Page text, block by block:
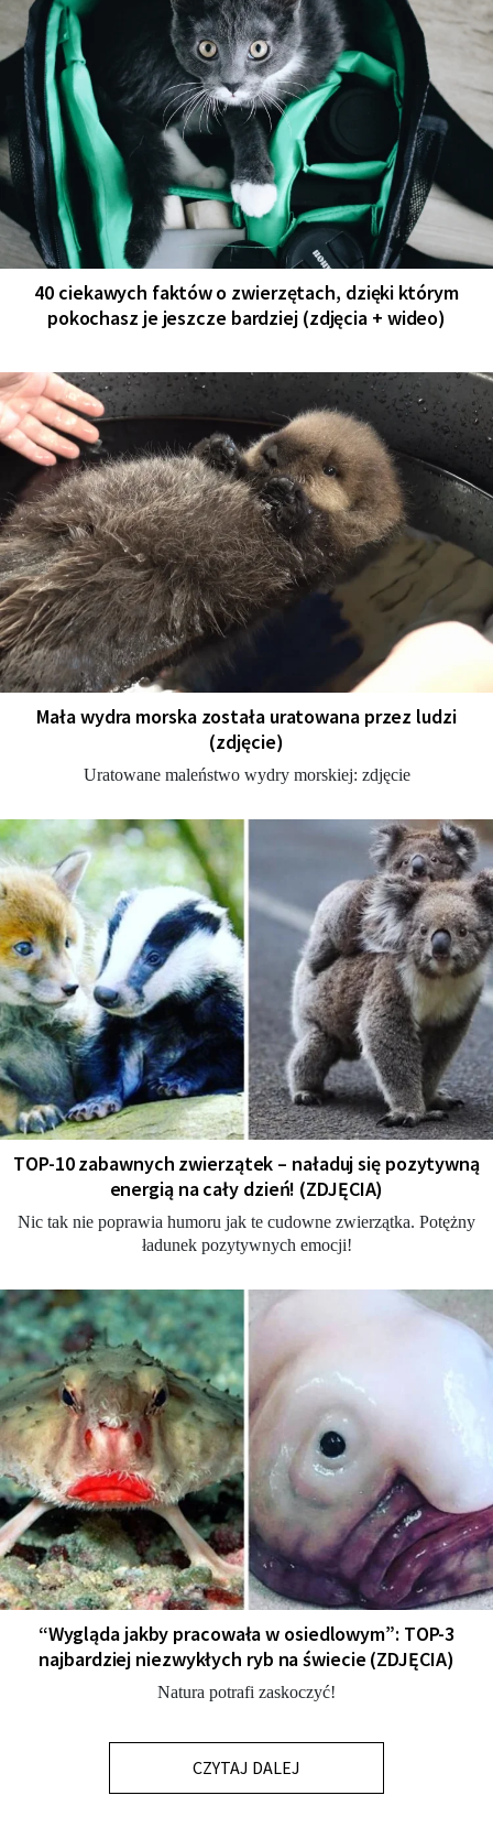
40 ciekawych faktów o zwierzętach, dzięki którym
pokochasz je jeszcze bardziej (zdjęcia + wideo)
Mała wydra morska została uratowana przez ludzi
(zdjęcie)
Uratowane maleństwo wydry morskiej: zdjęcie
TOP-10 zabawnych zwierzątek – naładuj się pozytywną
energią na cały dzień! (ZDJĘCIA)
Nic tak nie poprawia humoru jak te cudowne zwierzątka. Potężny
ładunek pozytywnych emocji!
“Wygląda jakby pracowała w osiedlowym”: TOP-3
najbardziej niezwykłych ryb na świecie (ZDJĘCIA)
Natura potrafi zaskoczyć!
CZYTAJ DALEJ